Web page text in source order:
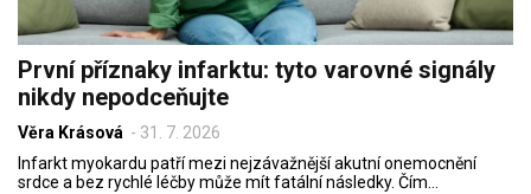
První příznaky infarktu: tyto varovné signály
nikdy nepodceňujte
Věra Krásová - 31. 7. 2026
Infarkt myokardu patří mezi nejzávažnější akutní onemocnění
srdce a bez rychlé léčby může mít fatální následky. Čím…